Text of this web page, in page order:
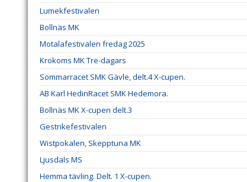
Lumekfestivalen
Bollnäs MK
Motalafestivalen fredag 2025
Krokoms MK Tre-dagars
Sommarracet SMK Gävle, delt.4 X-cupen.
AB Karl HedinRacet SMK Hedemora.
Bollnäs MK X-cupen delt.3
Gestrikefestivalen
Wistpokalen, Skepptuna MK
Ljusdals MS
Hemma tävling. Delt. 1 X-cupen.